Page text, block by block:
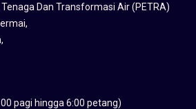
Dan Transformasi Air (PETRA)
pagi hingga 6:00 petang)